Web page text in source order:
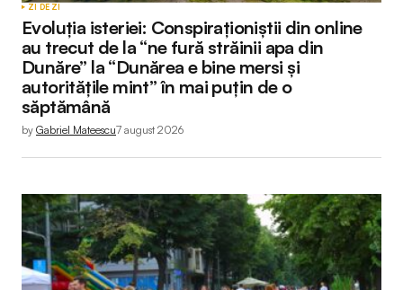
ZI DE ZI
Evoluția isteriei: Conspiraționiștii din online
au trecut de la “ne fură străinii apa din
Dunăre” la “Dunărea e bine mersi și
autoritățile mint” în mai puțin de o
săptămână
by Gabriel Mateescu7 august 2026